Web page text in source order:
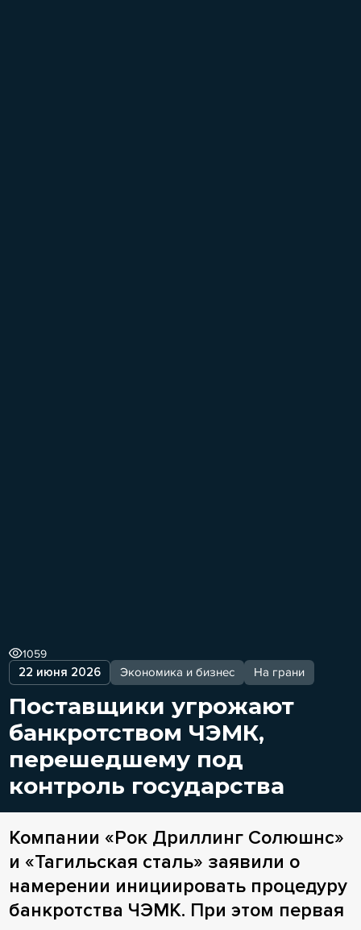
22 июня 2026 Экономика и бизнес На грани
1059
Поставщики угрожают
банкротством ЧЭМК,
перешедшему под
контроль государства
Компании «Рок Дриллинг Солюшнс»
и «Тагильская сталь» заявили о
намерении инициировать процедуру
банкротства ЧЭМК. При этом первая